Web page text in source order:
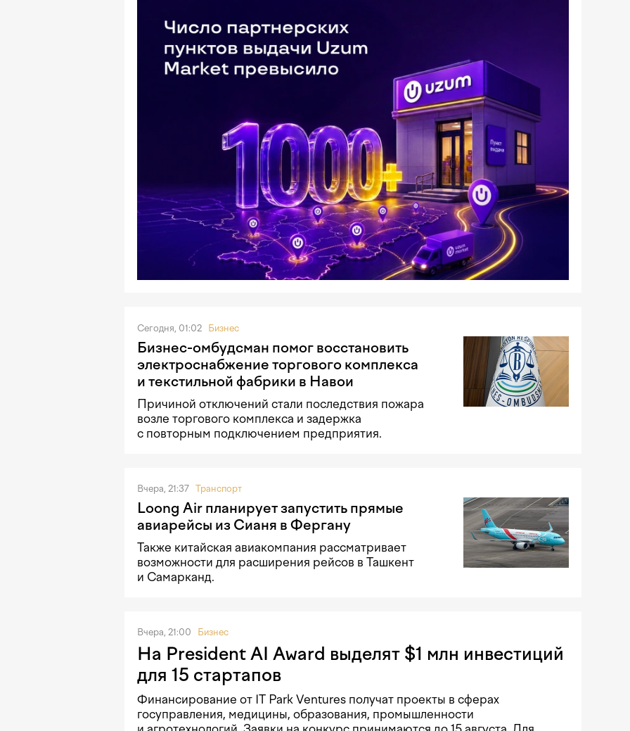
Сегодня, 01:02 Бизнес
Бизнес-омбудсман помог восстановить
электроснабжение торгового комплекса
и текстильной фабрики в Навои
Причиной отключений стали последствия пожара
возле торгового комплекса и задержка
с повторным подключением предприятия.
Вчера, 21:37 Транспорт
Loong Air планирует запустить прямые
авиарейсы из Сианя в Фергану
Также китайская авиакомпания рассматривает
возможности для расширения рейсов в Ташкент
и Самарканд.
Вчера, 21:00 Бизнес
На President AI Award выделят $1 млн инвестиций
для 15 стартапов
Финансирование от IT Park Ventures получат проекты в сферах
госуправления, медицины, образования, промышленности